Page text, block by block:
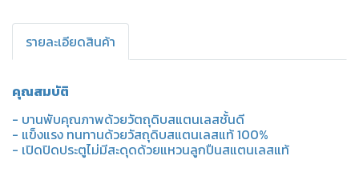
รายละเอียดสินค้า
คุณสมบัติ
- บานพับคุณภาพด้วยวัตถุดิบสแตนเลสชั้นดี
- แข็งแรง ทนทานด้วยวัสถุดิบสแตนเลสแท้ 100%
- เปิดปิดประตูไม่มีสะดุดด้วยแหวนลูกปืนสแตนเลสแท้